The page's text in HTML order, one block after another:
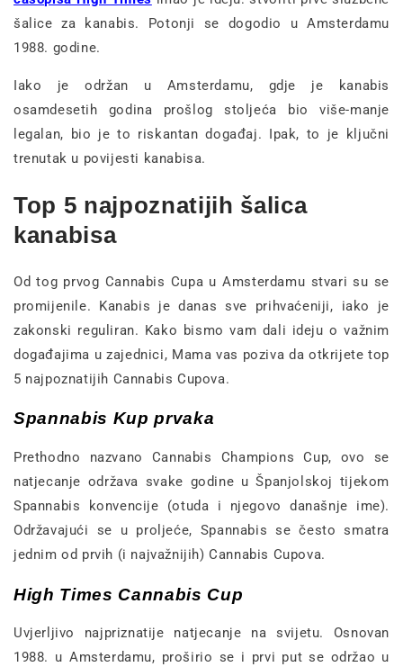
šalice za kanabis. Potonji se dogodio u Amsterdamu
1988. godine.
Iako je održan u Amsterdamu, gdje je kanabis
osamdesetih godina prošlog stoljeća bio više-manje
legalan, bio je to riskantan događaj. Ipak, to je ključni
trenutak u povijesti kanabisa.
Top 5 najpoznatijih šalica
kanabisa
Od tog prvog Cannabis Cupa u Amsterdamu stvari su se
promijenile. Kanabis je danas sve prihvaćeniji, iako je
zakonski reguliran. Kako bismo vam dali ideju o važnim
događajima u zajednici, Mama vas poziva da otkrijete top
5 najpoznatijih Cannabis Cupova.
Spannabis Kup prvaka
Prethodno nazvano Cannabis Champions Cup, ovo se
natjecanje održava svake godine u Španjolskoj tijekom
Spannabis konvencije (otuda i njegovo današnje ime).
Održavajući se u proljeće, Spannabis se često smatra
jednim od prvih (i najvažnijih) Cannabis Cupova.
High Times Cannabis Cup
Uvjerljivo najpriznatije natjecanje na svijetu. Osnovan
1988. u Amsterdamu, proširio se i prvi put se održao u